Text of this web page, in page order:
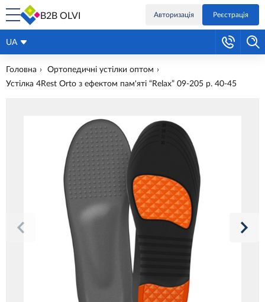
B2B OLVI Авторизація Реєстрація
UA
Головна
Ортопедичні устілки оптом
Устілка 4Rest Orto з ефектом пам'яті “Relax” 09-205 р. 40-45